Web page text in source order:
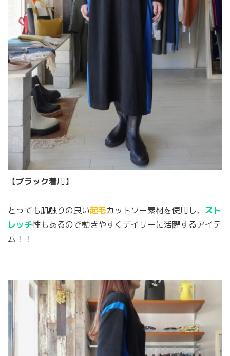
【ブラック着用】
とっても肌触りの良い起毛カットソー素材を使用し、 スト
レッチ性もあるので動きやすくデイリーに活躍するアイテ
ム！！